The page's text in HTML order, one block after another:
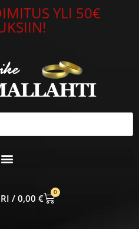
YLI 50€
0,00 €
0
CART